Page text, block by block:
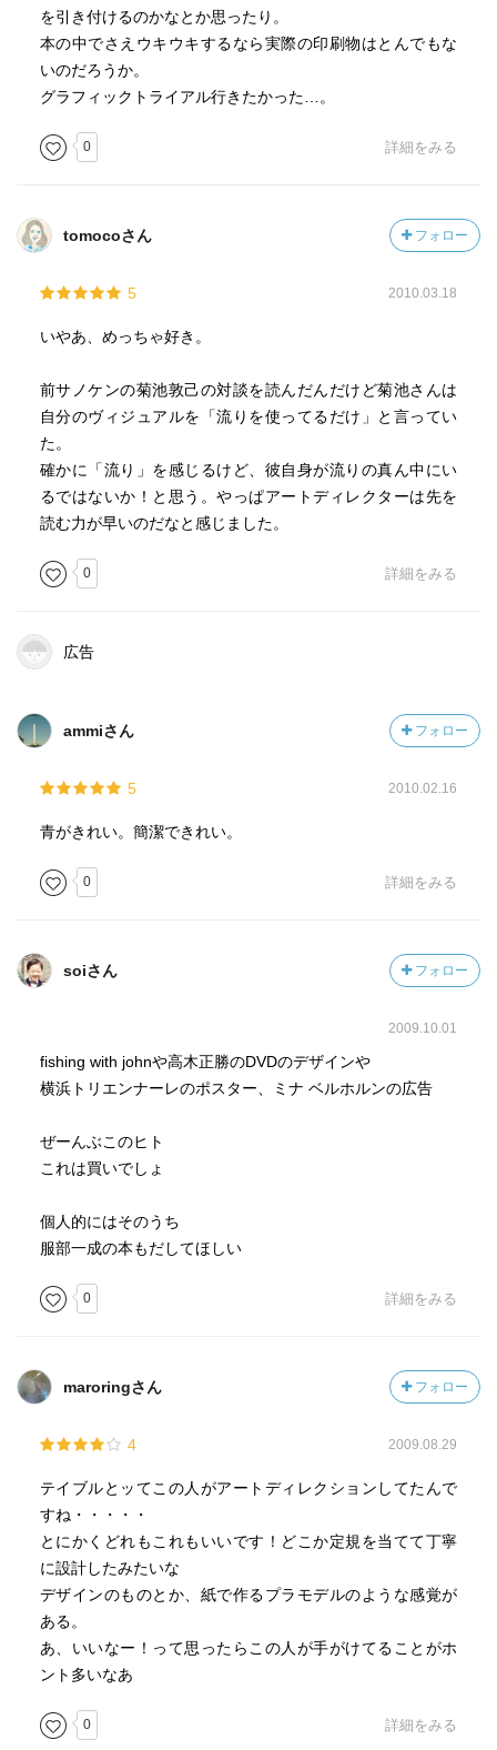
を引き付けるのかなとか思ったり。
本の中でさえウキウキするなら実際の印刷物はとんでもな
いのだろうか。
グラフィックトライアル行きたかった…。
0 詳細をみる
tomocoさん フォロー
5 2010.03.18
いやあ、めっちゃ好き。
前サノケンの菊池敦己の対談を読んだんだけど菊池さんは
自分のヴィジュアルを「流りを使ってるだけ」と言ってい
た。
確かに「流り」を感じるけど、彼自身が流りの真ん中にい
るではないか！と思う。やっぱアートディレクターは先を
読む力が早いのだなと感じました。
0 詳細をみる
広告
ammiさん フォロー
5 2010.02.16
青がきれい。簡潔できれい。
0 詳細をみる
soiさん フォロー
2009.10.01
fishing with johnや高木正勝のDVDのデザインや
横浜トリエンナーレのポスター、ミナ ベルホルンの広告
ぜーんぶこのヒト
これは買いでしょ
個人的にはそのうち
服部一成の本もだしてほしい
0 詳細をみる
maroringさん フォロー
4 2009.08.29
テイブルとッてこの人がアートディレクションしてたんで
すね・・・・・
とにかくどれもこれもいいです！どこか定規を当てて丁寧
に設計したみたいな
デザインのものとか、紙で作るプラモデルのような感覚が
ある。
あ、いいなー！って思ったらこの人が手がけてることがホ
ント多いなあ
0 詳細をみる